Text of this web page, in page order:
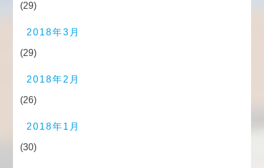
(29)
2018年3月
(29)
2018年2月
(26)
2018年1月
(30)